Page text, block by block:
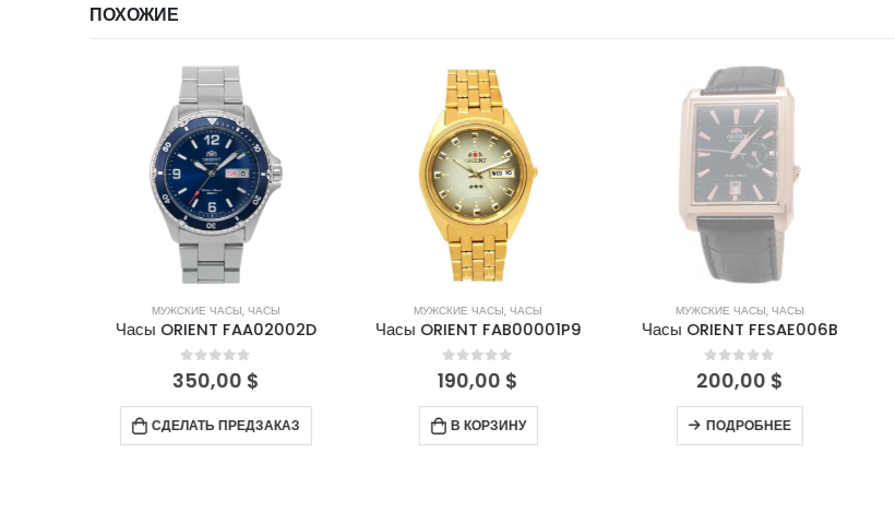
ПОХОЖИЕ
МУЖСКИЕ ЧАСЫ,ЧАСЫ
Часы ORIENT FAA02002D
0 out of 5
350,00$
СДЕЛАТЬ ПРЕДЗАКАЗ
МУЖСКИЕ ЧАСЫ,ЧАСЫ
Часы ORIENT FAB00001P9
0out of 5
190,00$
В КОРЗИНУ
НЕТ В НАЛИЧИИ
МУЖСКИЕ ЧАСЫ,ЧАСЫ
Часы ORIENT FESAE006B
0 out of 5
200,00$
ПОДРОБНЕЕ